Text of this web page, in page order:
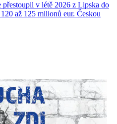
v létě 2026 z Lipska do
až 125 milionů eur. Českou